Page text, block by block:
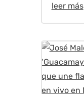
leer más